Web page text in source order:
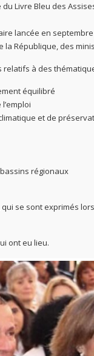
Livre Bleu des
lancée en
République, des
à des
équilibré
et de
régionaux
se sont exprimés
ont eu lieu.